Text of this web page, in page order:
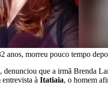
anos, morreu pouco tempo
que a irmã Brenda
à Itatiaia, o homem